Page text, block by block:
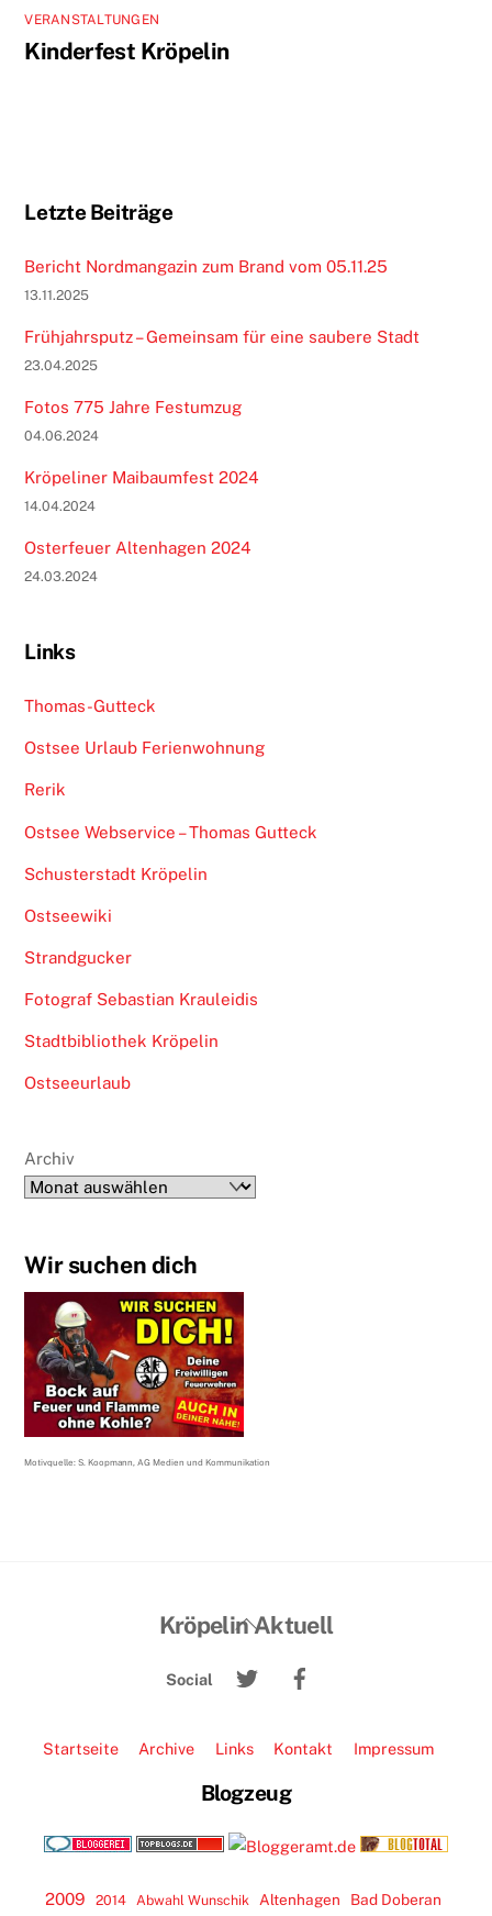
VERANSTALTUNGEN
Kinderfest Kröpelin
Letzte Beiträge
Bericht Nordmangazin zum Brand vom 05.11.25
13.11.2025
Frühjahrsputz – Gemeinsam für eine saubere Stadt
23.04.2025
Fotos 775 Jahre Festumzug
04.06.2024
Kröpeliner Maibaumfest 2024
14.04.2024
Osterfeuer Altenhagen 2024
24.03.2024
Links
Thomas-Gutteck
Ostsee Urlaub Ferienwohnung
Rerik
Ostsee Webservice – Thomas Gutteck
Schusterstadt Kröpelin
Ostseewiki
Strandgucker
Fotograf Sebastian Krauleidis
Stadtbibliothek Kröpelin
Ostseeurlaub
Archiv
Wir suchen dich
Motivquelle: S. Koopmann, AG Medien und Kommunikation
Back
Top
Kröpelin Aktuell
Social
Twitter
Startseite Archive Links Kontakt Impressum
Blogzeug
2009 2014 Abwahl Wunschik Altenhagen Bad Doberan